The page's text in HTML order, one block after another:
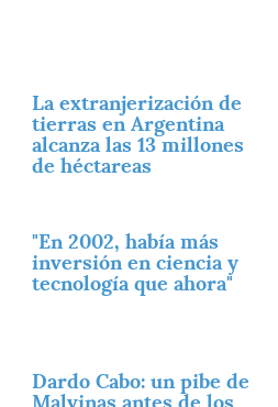
La extranjerización de
tierras en Argentina
alcanza las 13 millones
de héctareas
"En 2002, había más
inversión en ciencia y
tecnología que ahora"
Dardo Cabo: un pibe de
Malvinas antes de los